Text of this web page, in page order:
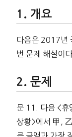
개요
다음은 2017년
번 문제 해설이
문제
문 11. 다음 <휴
상황>에서 甲,